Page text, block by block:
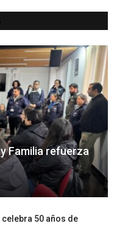
Familia refuerza
50 años de